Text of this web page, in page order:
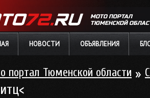
МОТО ПОРТАЛ
ТЮМЕНСКОЙ
НОВОСТИ ОБЪЯВЛЕНИЯ
портал Тюменской области »